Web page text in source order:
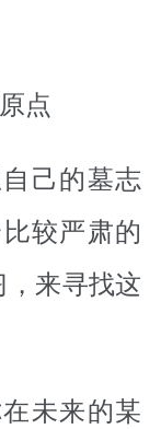
点
己的墓志
较严肃的
来寻找这
未来的某